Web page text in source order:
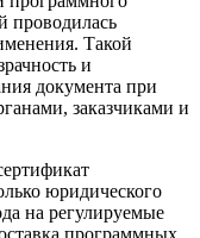
проводилась
Такой
и
документа при
заказчиками и
юридического
на регулируемые